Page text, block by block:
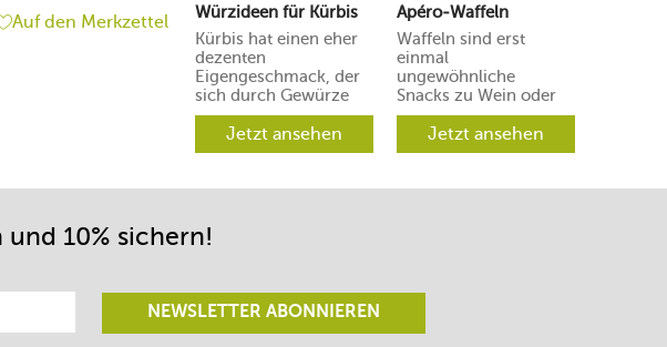
Auf den Merkzettel
Würzideen für Kürbis
Kürbis hat einen eher
dezenten
Eigengeschmack, der
sich durch Gewürze
und Aromen leicht in
verschiedene
Richtungen lenken
Jetzt ansehen
Apéro-Waffeln
Waffeln sind erst
einmal
ungewöhnliche
Snacks zu Wein oder
Prosecco. Ihre Gäste
werden aber
begeistert sein.
Jetzt ansehen
10% sichern!
NEWSLETTER ABONNIEREN